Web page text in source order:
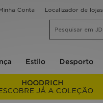
Conta Localizador de lojas
Estilo Desporto
HOODRICH
JÁ A COLEÇÃO